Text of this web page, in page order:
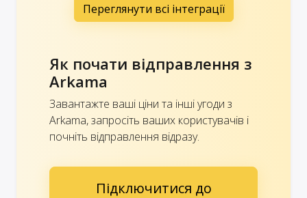
Переглянути всі інтеграції
Як почати відправлення з
Arkama
Завантажте ваші ціни та інші угоди з
Arkama, запросіть ваших користувачів і
почніть відправлення відразу.
Підключитися до